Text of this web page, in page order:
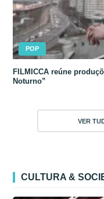
POP
FILMICCA reúne
Noturno”
VER
CULTURA &